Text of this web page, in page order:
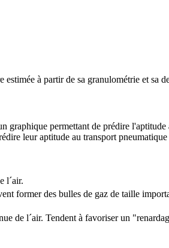
à partir de sa granulométrie et sa
graphique permettant de prédire
leur aptitude au transport pneumatique
l´air.
former des bulles de gaz de taille
de l´air. Tendent à favoriser un